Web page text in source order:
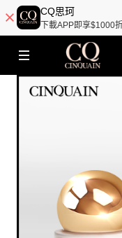
CQ思珂
下載APP即享$1000